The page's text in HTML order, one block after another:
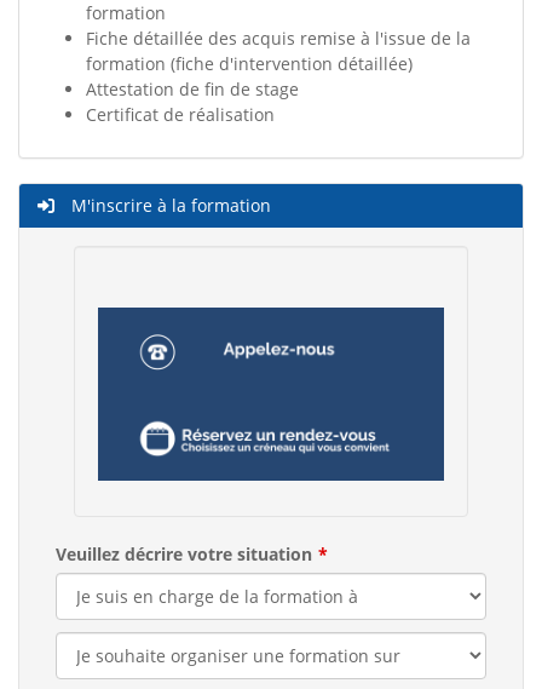
formation
Fiche détaillée des acquis remise à l'issue de la
formation (fiche d'intervention détaillée)
Attestation de fin de stage
Certificat de réalisation
M'inscrire à la formation
Veuillez décrire votre situation